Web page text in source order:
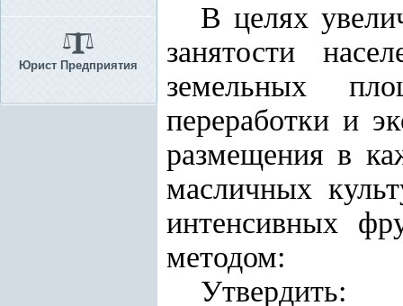
Юрист Предприятия
В целях
занятости
земельных
переработки и
размещения в
масличных
интенсивных
методом:
Утвердить: